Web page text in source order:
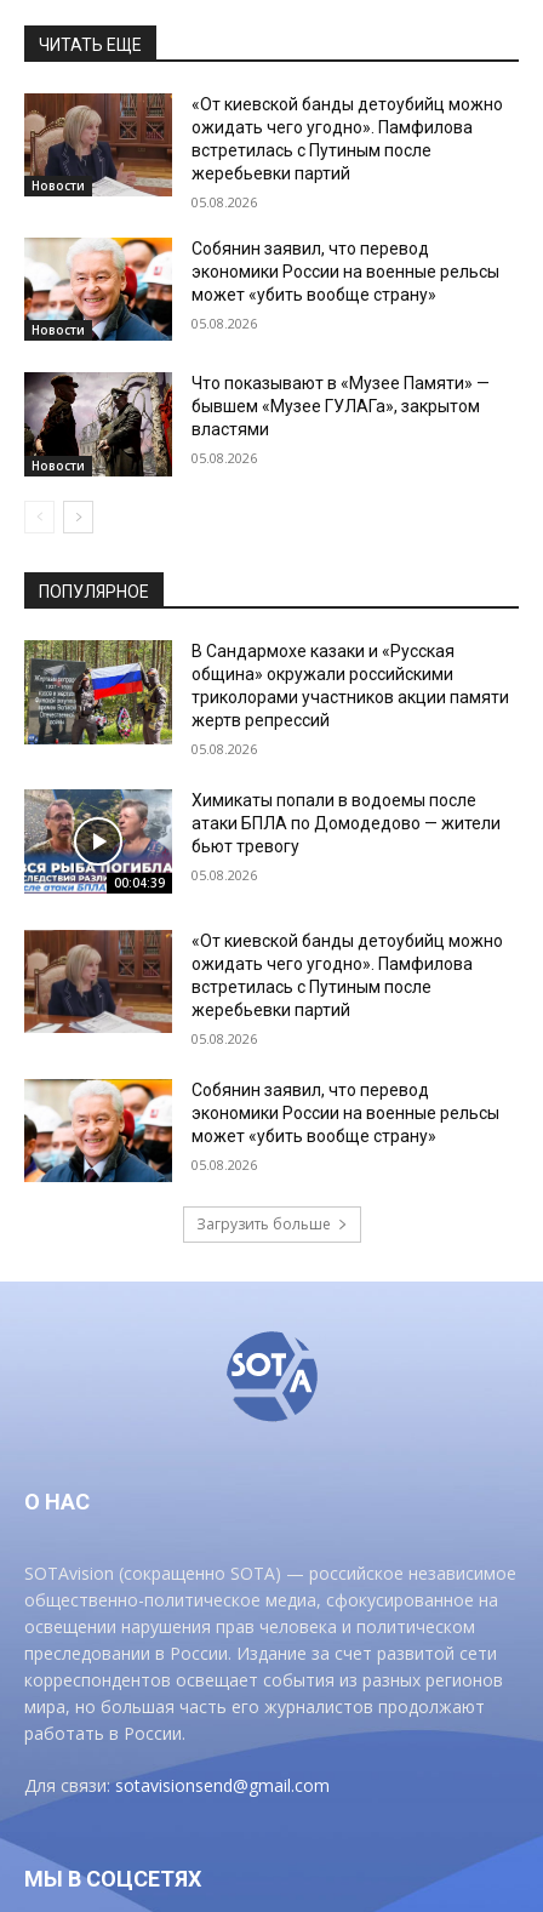
ЧИТАТЬ ЕЩЕ
Новости
«От киевской банды детоубийц можно
ожидать чего угодно». Памфилова
встретилась с Путиным после
жеребьевки партий
05.08.2026
Новости
Собянин заявил, что перевод
экономики России на военные рельсы
может «убить вообще страну»
05.08.2026
Новости
Что показывают в «Музее Памяти» —
бывшем «Музее ГУЛАГа», закрытом
властями
05.08.2026
ПОПУЛЯРНОЕ
В Сандармохе казаки и «Русская
община» окружали российскими
триколорами участников акции памяти
жертв репрессий
05.08.2026
00:04:39
Химикаты попали в водоемы после
атаки БПЛА по Домодедово — жители
бьют тревогу
05.08.2026
«От киевской банды детоубийц можно
ожидать чего угодно». Памфилова
встретилась с Путиным после
жеребьевки партий
05.08.2026
Собянин заявил, что перевод
экономики России на военные рельсы
может «убить вообще страну»
05.08.2026
Загрузить больше
О НАС
SOTAvision (сокращенно SOTA) — российское независимое
общественно-политическое медиа, сфокусированное на
освещении нарушения прав человека и политическом
преследовании в России. Издание за счет развитой сети
корреспондентов освещает события из разных регионов
мира, но большая часть его журналистов продолжают
работать в России.
Для связи:sotavisionsend@gmail.com
МЫ В СОЦСЕТЯХ